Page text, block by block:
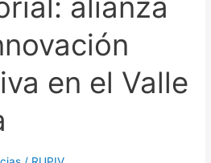
alianza
en el Valle